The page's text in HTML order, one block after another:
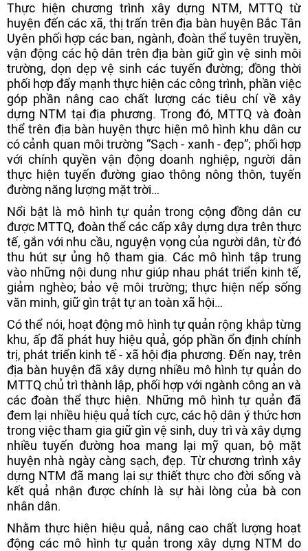
Thực hiện chương trình xây dựng NTM, MTTQ từ
huyện đến các xã, thị trấn trên địa bàn huyện Bắc Tân
Uyên phối hợp các ban, ngành, đoàn thể tuyên truyền,
vận động các hộ dân trên địa bàn giữ gìn vệ sinh môi
trường, dọn dẹp vệ sinh các tuyến đường; đồng thời
phối hợp đẩy mạnh thực hiện các công trình, phần việc
góp phần nâng cao chất lượng các tiêu chí về xây
dựng NTM tại địa phương. Trong đó, MTTQ và đoàn
thể trên địa bàn huyện thực hiện mô hình khu dân cư
có cảnh quan môi trường “Sạch - xanh - đẹp”; phối hợp
với chính quyền vận động doanh nghiệp, người dân
thực hiện tuyến đường giao thông nông thôn, tuyến
đường năng lượng mặt trời…
Nổi bật là mô hình tự quản trong cộng đồng dân cư
được MTTQ, đoàn thể các cấp xây dựng dựa trên thực
tế, gắn với nhu cầu, nguyện vọng của người dân, từ đó
thu hút sự ủng hộ tham gia. Các mô hình tập trung
vào những nội dung như giúp nhau phát triển kinh tế,
giảm nghèo; bảo vệ môi trường; thực hiện nếp sống
văn minh, giữ gìn trật tự an toàn xã hội…
Có thể nói, hoạt động mô hình tự quản rộng khắp từng
khu, ấp đã phát huy hiệu quả, góp phần ổn định chính
trị, phát triển kinh tế - xã hội địa phương. Đến nay, trên
địa bàn huyện đã xây dựng nhiều mô hình tự quản do
MTTQ chủ trì thành lập, phối hợp với ngành công an và
các đoàn thể thực hiện. Những mô hình tự quản đã
đem lại nhiều hiệu quả tích cực, các hộ dân ý thức hơn
trong việc tham gia giữ gìn vệ sinh, duy trì và xây dựng
nhiều tuyến đường hoa mang lại mỹ quan, bộ mặt
huyện nhà ngày càng sạch, đẹp. Từ chương trình xây
dựng NTM đã mang lại sự thiết thực cho đời sống và
kết quả nhận được chính là sự hài lòng của bà con
nhân dân.
Nhằm thực hiện hiệu quả, nâng cao chất lượng hoạt
động các mô hình tự quản trong xây dựng NTM do